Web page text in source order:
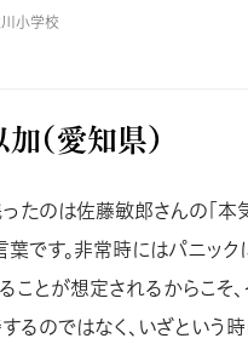
小学校
（愛知県）
たのは佐藤敏郎さんの「本
葉です。非常時にはパニッ
ことが想定されるからこそ
るのではなく、いざという